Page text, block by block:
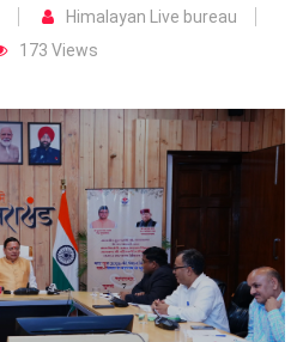
Himalayan Live bureau
173 Views